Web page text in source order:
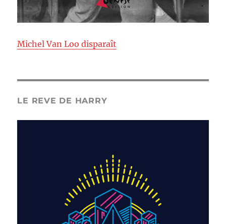
Michel Van Loo disparaît
LE REVE DE HARRY